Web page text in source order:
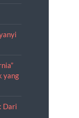
yang
Dari